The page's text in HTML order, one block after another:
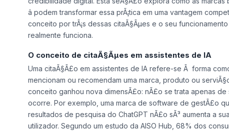
â podem transformar essa prÃ¡tica em uma vantagem
conceito por trÃ¡s dessas citaÃ§Ãµes e o seu
realmente funciona.
O conceito de citaÃ§Ãµes em assistentes de IA
Uma citaÃ§Ã£o em assistentes de IA refere-se Ã forma
mencionam ou recomendam uma marca, produto ou
conceito ganhou nova dimensÃ£o: nÃ£o se trata apenas
ocorre. Por exemplo, uma marca de software de gestÃ£o
resultados de pesquisa do ChatGPT nÃ£o sÃ³ aumenta a
utilizador. Segundo um estudo da AISO Hub, 68% dos